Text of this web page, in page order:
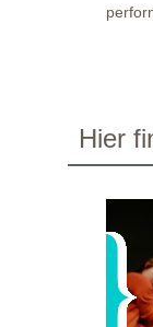
WANN?
Hier